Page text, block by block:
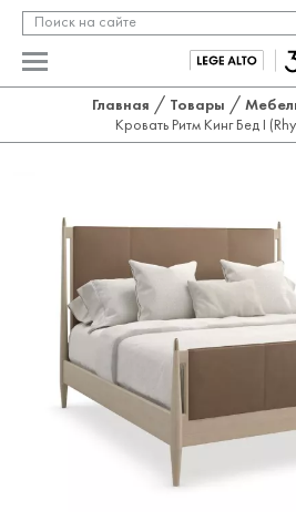
Главная / Товары /
Кровать Ритм Кинг Бед I